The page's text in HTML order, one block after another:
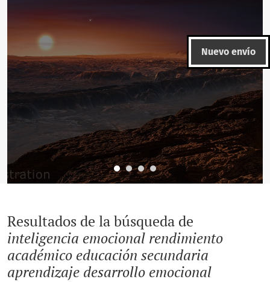
Nuevo envío
Resultados de la búsqueda de
inteligencia emocional rendimiento
académico educación secundaria
aprendizaje desarrollo emocional